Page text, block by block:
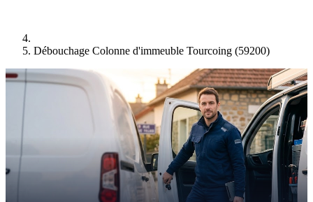
Débouchage Colonne d'immeuble Tourcoing (59200)